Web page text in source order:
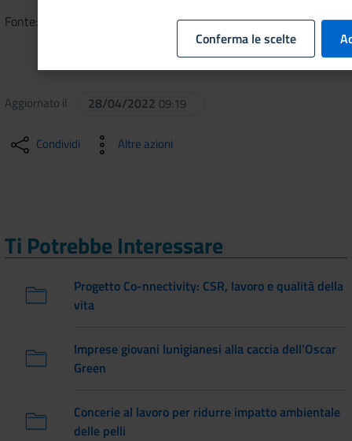
Fonte: www.rivieratime.it
Aggiornato il 28/04/2022 09:19
Condividi Altre azioni
Ti Potrebbe Interessare
Progetto Co-nnectivity: CSR, lavoro e qualità della
vita
Imprese giovani lunigianesi alla caccia dell'Oscar
Green
Concerie al lavoro per ridurre impatto ambientale
delle pelli
Conferma le scelte